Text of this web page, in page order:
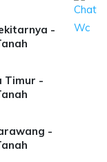
-
Timur -
-